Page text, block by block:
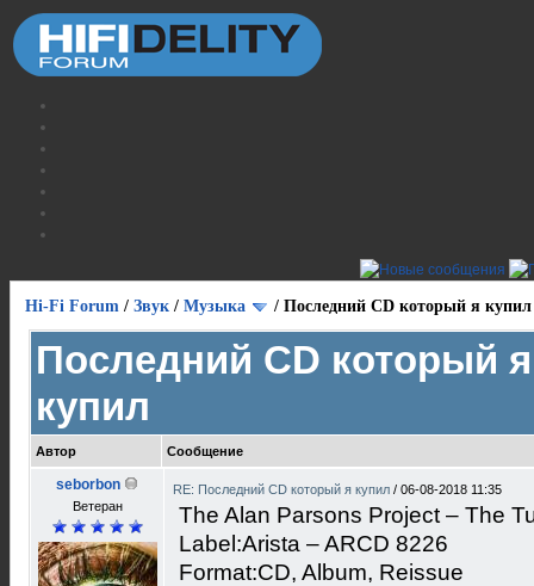
Hi-Fi Forum / Звук / Музыка / Последний CD который я купил
Последний CD который я
купил
Автор Сообщение
seborbon
Ветеран
RE: Последний CD который я купил / 06-08-2018 11:35
The Alan Parsons Project ‎– The
Label:Arista ‎– ARCD 8226
Format:CD, Album, Reissue